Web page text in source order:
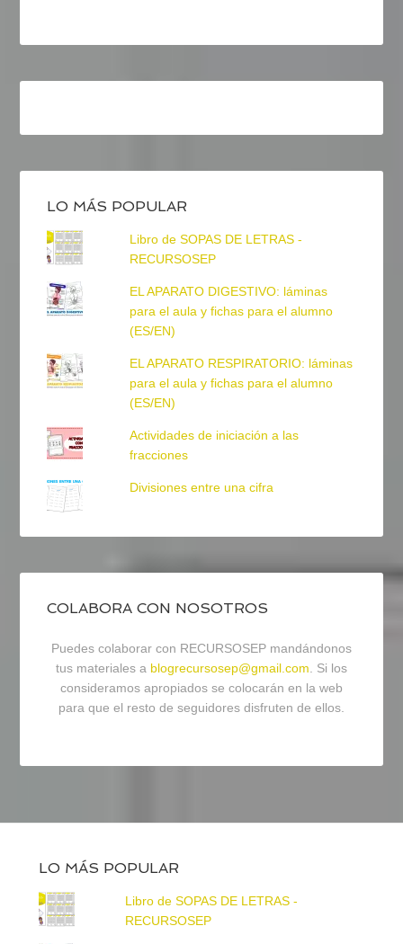
LO MÁS POPULAR
Libro de SOPAS DE LETRAS -
RECURSOSEP
EL APARATO DIGESTIVO: láminas
para el aula y fichas para el alumno
(ES/EN)
EL APARATO RESPIRATORIO: láminas
para el aula y fichas para el alumno
(ES/EN)
Actividades de iniciación a las
fracciones
Divisiones entre una cifra
COLABORA CON NOSOTROS
Puedes colaborar con RECURSOSEP mandándonos
tus materiales a blogrecursosep@gmail.com. Si los
consideramos apropiados se colocarán en la web
para que el resto de seguidores disfruten de ellos.
LO MÁS POPULAR
Libro de SOPAS DE LETRAS -
RECURSOSEP